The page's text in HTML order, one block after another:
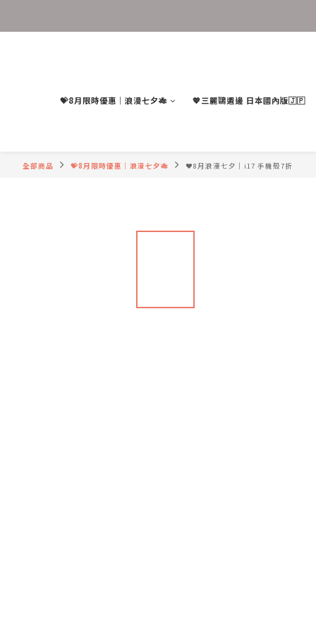
💝8月限時優惠｜浪漫七夕🎋 💖三麗鷗週邊 日本國內版🇯🇵
全部商品 💝8月限時優惠｜浪漫七夕🎋 ❤️8月浪漫七夕｜i17 手機殼7折